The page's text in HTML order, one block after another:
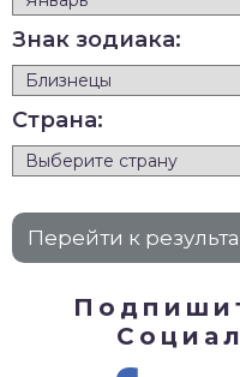
Знак зодиака:
Страна: